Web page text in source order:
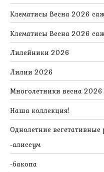
Клематисы Весна 2026
Клематисы Весна 2026
Лилейники 2026
Лилии 2026
Многолетники весна 2026
Наша коллекция!
Однолетние вегетативные
алиссум
бакопа